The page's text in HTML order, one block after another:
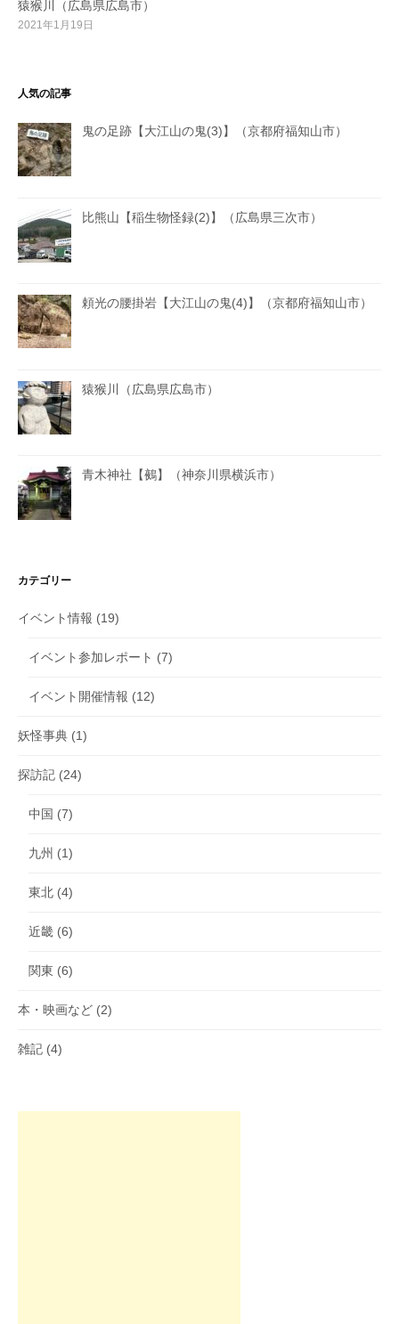
猿猴川（広島県広島市）
2021年1月19日
人気の記事
鬼の足跡【大江山の鬼(3)】（京都府福知山市）
比熊山【稲生物怪録(2)】（広島県三次市）
頼光の腰掛岩【大江山の鬼(4)】（京都府福知山市）
猿猴川（広島県広島市）
青木神社【鵺】（神奈川県横浜市）
カテゴリー
イベント情報 (19)
イベント参加レポート (7)
イベント開催情報 (12)
妖怪事典 (1)
探訪記 (24)
中国 (7)
九州 (1)
東北 (4)
近畿 (6)
関東 (6)
本・映画など (2)
雑記 (4)